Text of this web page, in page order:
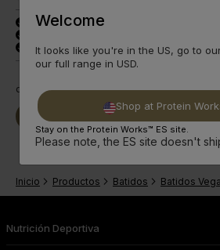
done 24 g de proteína
done
done 3 sabores estándar
desde11,89€
Comprar Ya
Seguir
leyendo
Inicio Productos Batidos Batidos
Nutrición Deportiva
Welcome
It looks like you're in the US, go to
our full range in USD.
Shop at Protein
Stay on the Protein Works™ ES site.
Please note, the ES site doesn't